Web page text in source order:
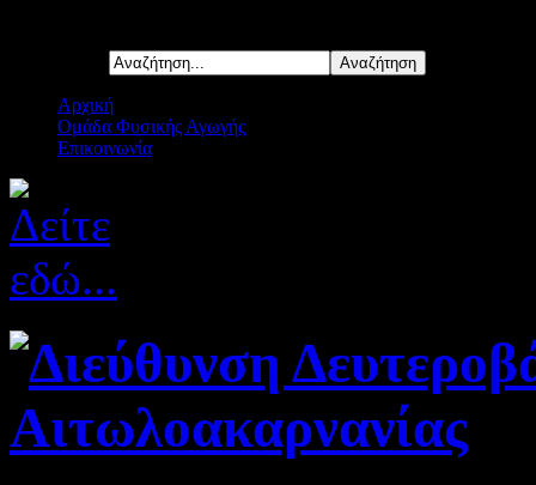
Αρχική
Ομάδα Φυσικής Αγωγής
Επικοινωνία